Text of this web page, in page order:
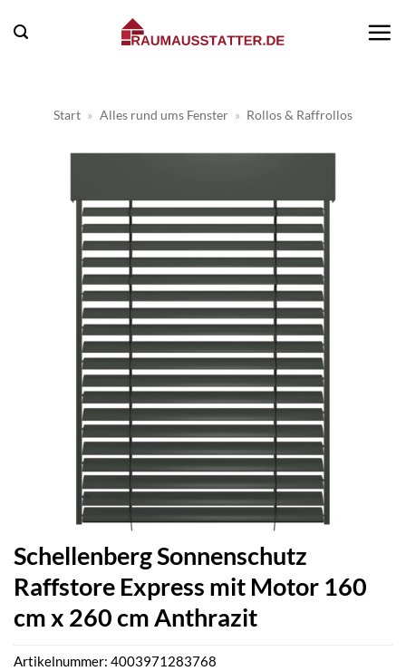
Inhalt
Start » Alles rund ums Fenster » Rollos & Raffrollos
Schellenberg Sonnenschutz
Raffstore Express mit Motor 160
cm x 260 cm Anthrazit
Artikelnummer: 4003971283768